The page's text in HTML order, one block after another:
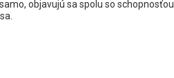
objavujú sa spolu so schopnosťou